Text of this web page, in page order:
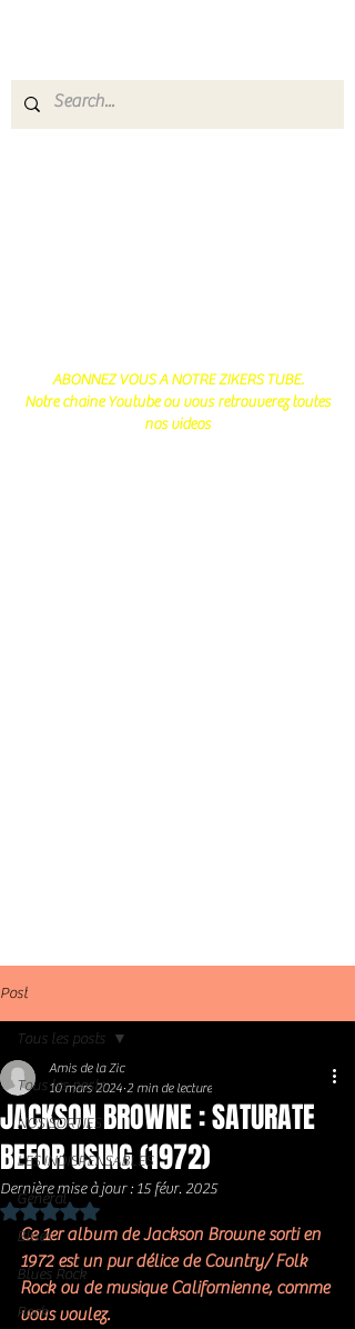
ABONNEZ VOUS A NOTRE ZIKERS TUBE.
Notre chaine Youtube ou vous retrouverez toutes
nos videos
Post
Tous les posts
NOS SORTIES
LES INDISPENSABLES
Général
Blues
Blues Rock
Rock
Tous les posts
JACKSON BROWNE : SATURATE
BEFOR USING (1972)
Amis de la Zic
10 mars 2024 2 min de lecture
Dernière mise à jour :15 févr. 2025
Noté NaN étoiles sur 5.
Ce 1er album de Jackson Browne sorti en
1972 est un pur délice de Country/ Folk
Rock ou de musique Californienne, comme
vous voulez.